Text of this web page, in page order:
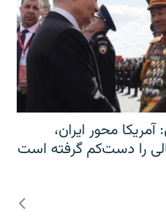
محور ایران،
را دست‌کم گرفته است